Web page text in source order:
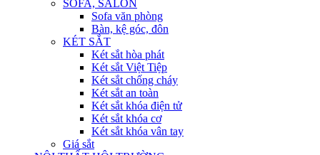
SOFA, SALON
Sofa văn phòng
Bàn, kệ góc, đôn
KÉT SẮT
Két sắt hòa phát
Két sắt Việt Tiệp
Két sắt chống cháy
Két sắt an toàn
Két sắt khóa điện tử
Két sắt khóa cơ
Két sắt khóa vân tay
Giá sắt